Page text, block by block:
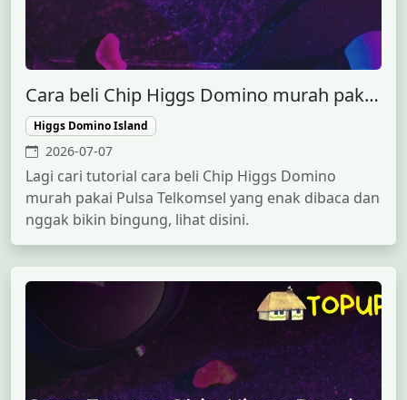
Cara beli Chip Higgs Domino murah pakai Pulsa Telkomsel
Higgs Domino Island
2026-07-07
Lagi cari tutorial cara beli Chip Higgs Domino
murah pakai Pulsa Telkomsel yang enak dibaca dan
nggak bikin bingung, lihat disini.